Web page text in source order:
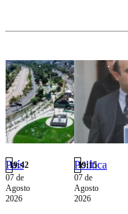
País
19:42
07 de
Agosto
2026
Política
19:15
07 de
Agosto
2026